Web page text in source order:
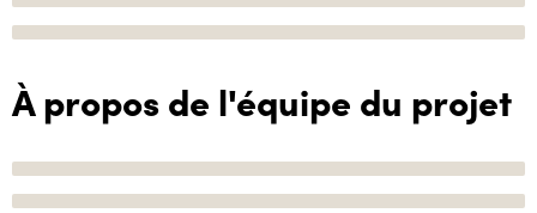
À propos de l'équipe du projet